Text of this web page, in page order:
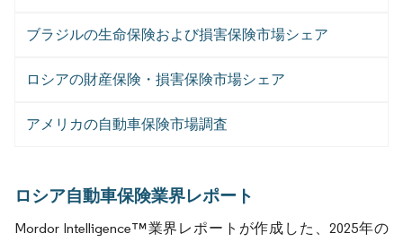
ブラジルの生命保険および損害保険市場シェア
ロシアの財産保険・損害保険市場シェア
アメリカの自動車保険市場調査
ロシア自動車保険業界レポート
Mordor Intelligence™業界レポートが作成した、2025年の